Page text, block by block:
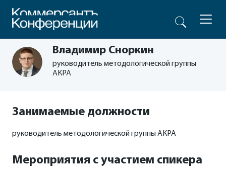
Владимир Сноркин
руководитель методологической группы
АКРА
Занимаемые должности
руководитель методологической группы АКРА
Мероприятия с участием спикера